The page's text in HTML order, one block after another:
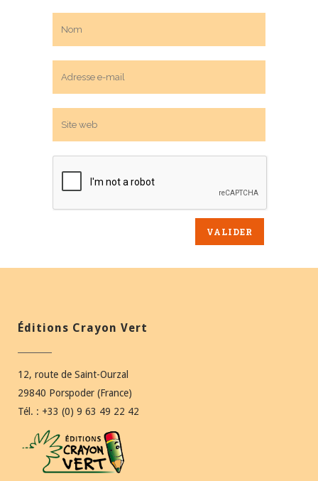
Éditions Crayon Vert
12, route de Saint-Ourzal
29840 Porspoder (France)
Tél. : +33 (0) 9 63 49 22 42